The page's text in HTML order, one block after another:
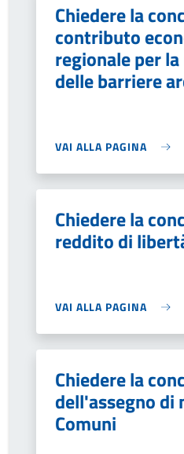
Chiedere la
contributo
regionale per
delle barriere
VAI ALLA PAGINA
Chiedere la
reddito di
VAI ALLA PAGINA
Chiedere la
dell'assegno di
Comuni